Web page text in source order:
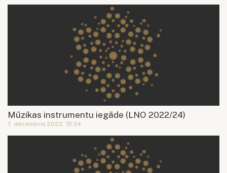
Mūzikas instrumentu iegāde (LNO 2022/24)
7. decembris 2022, 15:34